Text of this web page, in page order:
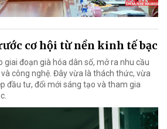
cơ hội từ nền kinh tế bạc
giai đoạn già hóa dân số, mở ra nhu cầu
và công nghệ. Đây vừa là thách thức, vừa
đầu tư, đổi mới sáng tạo và tham gia